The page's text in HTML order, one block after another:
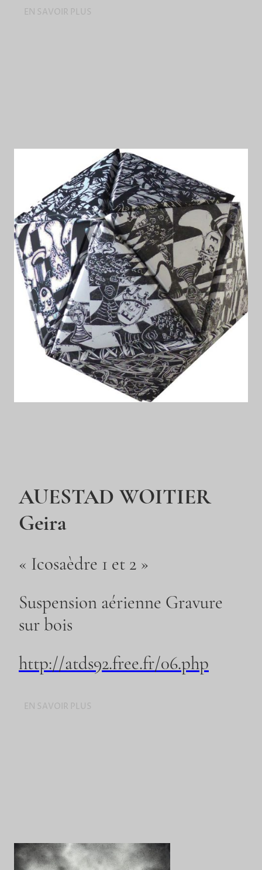
EN SAVOIR PLUS
AUESTAD WOITIER
Geira
« Icosaèdre 1 et 2 »
Suspension aérienne Gravure
sur bois
http://atds92.free.fr/06.php
EN SAVOIR PLUS